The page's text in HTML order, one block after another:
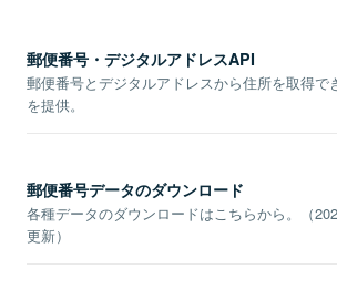
郵便番号・デジタルアドレスAPI
郵便番号とデジタルアドレスから住所を取得で
を提供。
郵便番号データのダウンロード
各種データのダウンロードはこちらから。（
更新）